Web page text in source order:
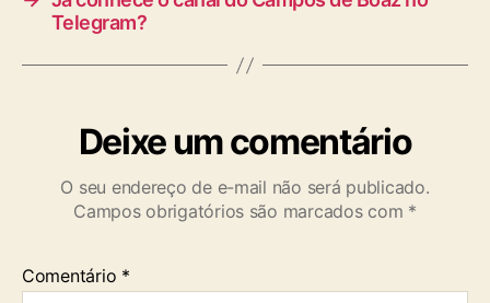
Telegram?
Deixe um comentário
O seu endereço de e-mail não será publicado.
Campos obrigatórios são marcados com *
Comentário *